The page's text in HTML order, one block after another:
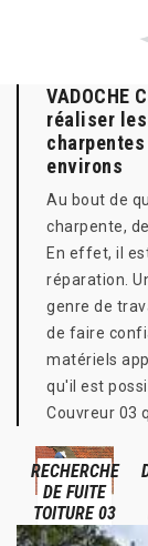
VADOCHE
réaliser
environs
Au bout de
charpente,
En effet, il
réparation.
genre de
de faire
matériels
qu'il est
Couvreur 03
RECHERCHE
DE FUITE
TOITURE 03